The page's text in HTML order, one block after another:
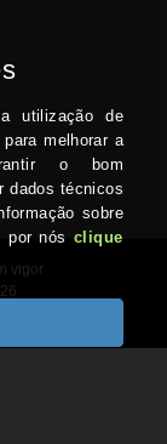
vigor